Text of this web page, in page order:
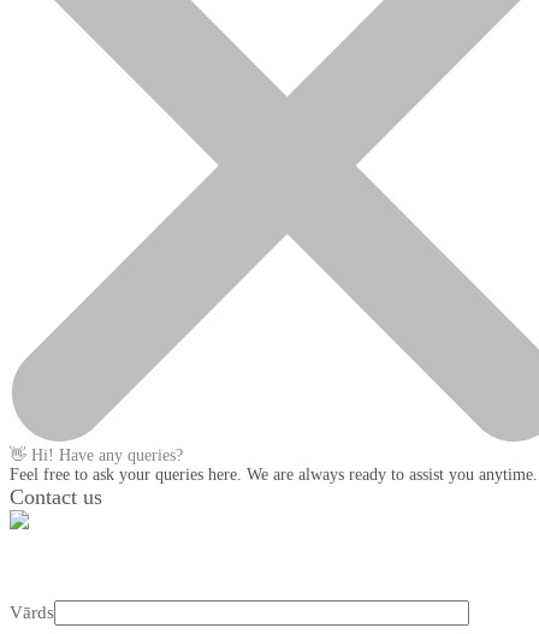
👋 Hi! Have any queries?
Feel free to ask your queries here. We are always ready to assist you anytime.
Contact us
Vārds